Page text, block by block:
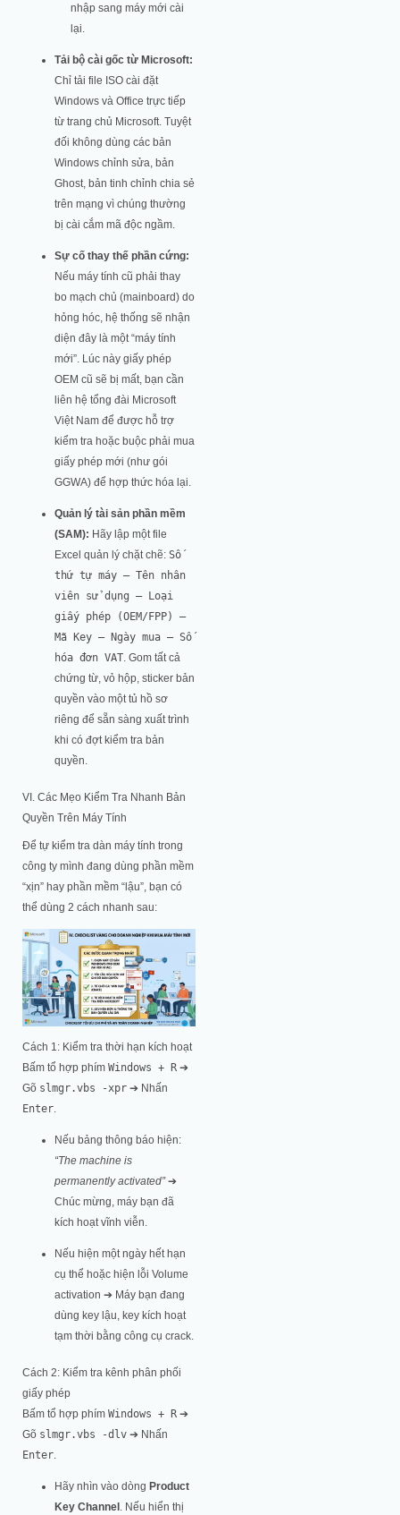
nhập sang máy mới cài
lại.
Tải bộ cài gốc từ Microsoft:
Chỉ tải file ISO cài đặt
Windows và Office trực tiếp
từ trang chủ Microsoft. Tuyệt
đối không dùng các bản
Windows chỉnh sửa, bản
Ghost, bản tinh chỉnh chia sẻ
trên mạng vì chúng thường
bị cài cắm mã độc ngầm.
Sự cố thay thế phần cứng:
Nếu máy tính cũ phải thay
bo mạch chủ (mainboard) do
hỏng hóc, hệ thống sẽ nhận
diện đây là một “máy tính
mới”. Lúc này giấy phép
OEM cũ sẽ bị mất, bạn cần
liên hệ tổng đài Microsoft
Việt Nam để được hỗ trợ
kiểm tra hoặc buộc phải mua
giấy phép mới (như gói
GGWA) để hợp thức hóa lại.
Quản lý tài sản phần mềm
(SAM): Hãy lập một file
Excel quản lý chặt chẽ: Số
thứ tự máy – Tên nhân
viên sử dụng – Loại
giấy phép (OEM/FPP) –
Mã Key – Ngày mua – Số
hóa đơn VAT . Gom tất cả
chứng từ, vỏ hộp, sticker bản
quyền vào một tủ hồ sơ
riêng để sẵn sàng xuất trình
khi có đợt kiểm tra bản
quyền.
VI. Các Mẹo Kiểm Tra Nhanh Bản
Quyền Trên Máy Tính
Để tự kiểm tra dàn máy tính trong
công ty mình đang dùng phần mềm
“xịn” hay phần mềm “lậu”, bạn có
thể dùng 2 cách nhanh sau:
Cách 1: Kiểm tra thời hạn kích hoạt
Bấm tổ hợp phím Windows + R ➔
Gõ slmgr.vbs -xpr ➔ Nhấn
Enter.
Nếu bảng thông báo hiện:
“The machine is
permanently activated”➔
Chúc mừng, máy bạn đã
kích hoạt vĩnh viễn.
Nếu hiện một ngày hết hạn
cụ thể hoặc hiện lỗi Volume
activation ➔ Máy bạn đang
dùng key lậu, key kích hoạt
tạm thời bằng công cụ crack.
Cách 2: Kiểm tra kênh phân phối
giấy phép
Bấm tổ hợp phím Windows + R ➔
Gõ slmgr.vbs -dlv ➔ Nhấn
Enter.
Hãy nhìn vào dòng Product
Key Channel . Nếu hiển thị